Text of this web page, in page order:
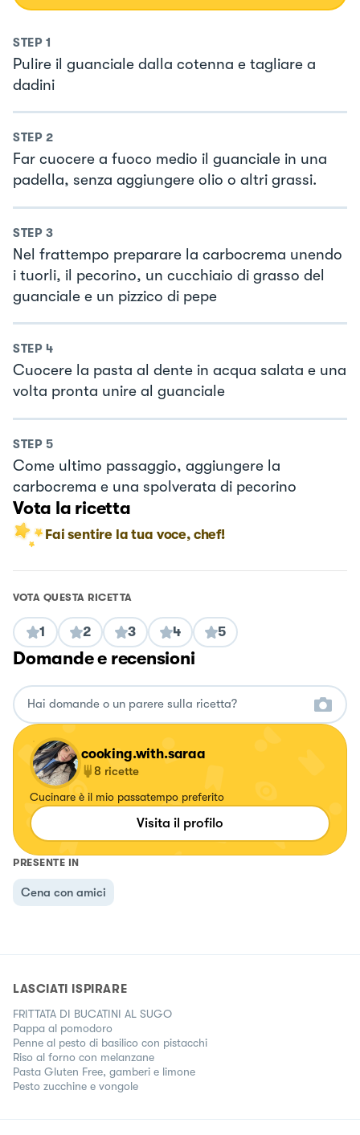
STEP 1
Pulire il guanciale dalla cotenna e tagliare a
dadini
STEP 2
Far cuocere a fuoco medio il guanciale in una
padella, senza aggiungere olio o altri grassi.
STEP 3
Nel frattempo preparare la carbocrema unendo
i tuorli, il pecorino, un cucchiaio di grasso del
guanciale e un pizzico di pepe
STEP 4
Cuocere la pasta al dente in acqua salata e una
volta pronta unire al guanciale
STEP 5
Come ultimo passaggio, aggiungere la
carbocrema e una spolverata di pecorino
Vota la ricetta
Fai sentire la tua voce, chef!
VOTA QUESTA RICETTA
1 2 3 4 5
Domande e recensioni
cooking.with.saraa
8 ricette
Cucinare è il mio passatempo preferito
Visita il profilo
PRESENTE IN
Cena con amici
LASCIATI ISPIRARE
FRITTATA DI BUCATINI AL SUGO
Pappa al pomodoro
Penne al pesto di basilico con pistacchi
Riso al forno con melanzane
Pasta Gluten Free, gamberi e limone
Pesto zucchine e vongole